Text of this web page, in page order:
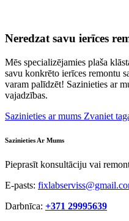
Neredzat savu ierīces
Mēs specializējamies plaša
savu konkrēto ierīces remontu
varam palīdzēt! Sazinieties ar
vajadzības.
Sazinieties ar mums Zvaniet
Sazinieties Ar Mums
Pieprasīt konsultāciju vai
E-pasts:
Darbnīca: +371 29995639